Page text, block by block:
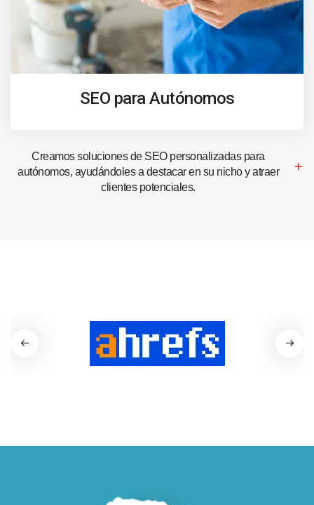
SEO para Autónomos
Creamos soluciones de SEO personalizadas para
autónomos, ayudándoles a destacar en su nicho y atraer
clientes potenciales.